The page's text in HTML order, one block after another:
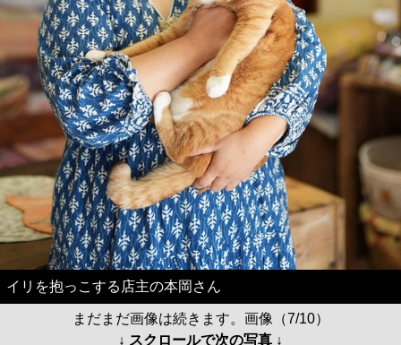
イリを抱っこする店主の本岡さん
まだまだ画像は続きます。画像（7/10）
↓ スクロールで次の写真 ↓